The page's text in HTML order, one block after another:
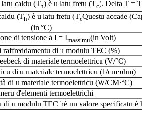
caldu (Th) è u latu fretu (Tc). Delta T = T
(Th) è u latu fretu (TcQuestu accade
(in °C)
di tensione à I = Imassimu(in Volt)
raffreddamentu di u modulu TEC (%)
di materiale termoelettricu (V/°C)
di u materiale termoelettricu (1/cm·ohm)
di u materiale termoelettricu (W/CM·°C)
d'elementi termoelettrichi
u modulu TEC hè un valore specificatu è